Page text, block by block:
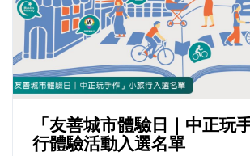
「友善城市體驗日｜中正玩
行體驗活動入選名單